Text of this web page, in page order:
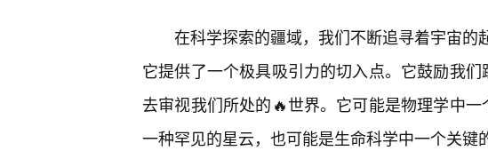
在科学探索的疆域，我们不断追寻着宇宙的
它提供了一个极具吸引力的切入点。它鼓励我
去审视我们所处的🔥世界。它可能是物理学中
一种罕见的星云，也可能是生命科学中一个关键